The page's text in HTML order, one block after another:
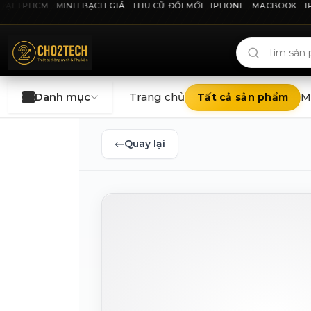
Cho2Tech và 2Techhouse — chợ công nghệ uy tín tại
· MINH BẠCH GIÁ · THU CŨ ĐỔI MỚI · IPHONE · MACBOOK ·
Danh mục Trang chủ Tất cả sản phẩm
Quay lại